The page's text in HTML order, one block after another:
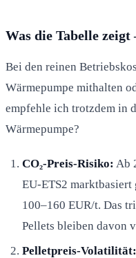
Was die Tabelle
Bei den reinen
Wärmepumpe mithalten
empfehle ich trotzdem in
Wärmepumpe?
CO₂-Preis-Risiko: Ab
EU-ETS2
100–160 EUR/t. Das
Pellets bleiben davon
Pelletpreis-Volatilität: